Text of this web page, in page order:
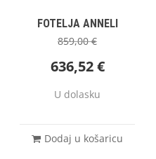
FOTELJA ANNELI
859,00€
636,52€
U dolasku
Dodaj u košaricu